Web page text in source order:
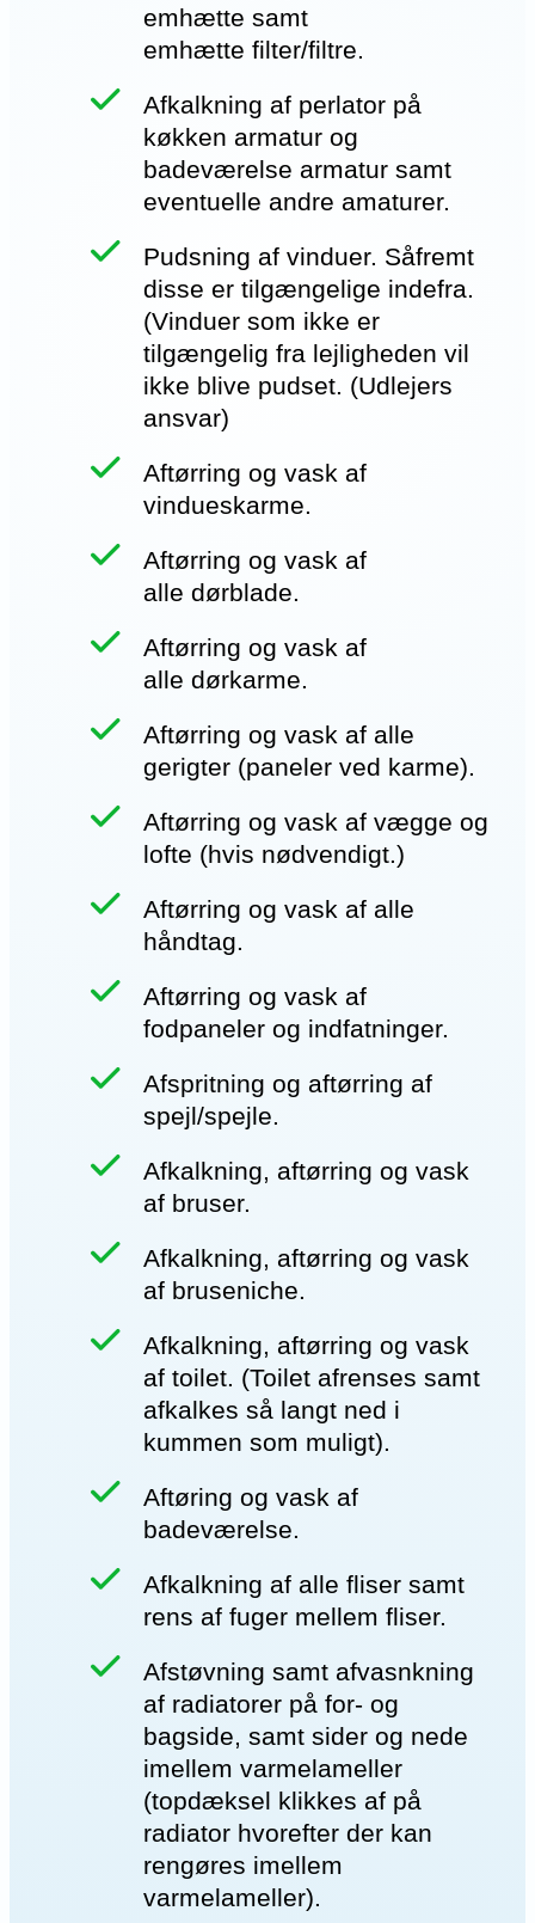
emhætte samt
emhætte filter/filtre.
Afkalkning af perlator på
køkken armatur og
badeværelse armatur samt
eventuelle andre amaturer.
Pudsning af vinduer. Såfremt
disse er tilgængelige indefra.
(Vinduer som ikke er
tilgængelig fra lejligheden vil
ikke blive pudset. (Udlejers
ansvar)
Aftørring og vask af
vindueskarme.
Aftørring og vask af
alle dørblade.
Aftørring og vask af
alle dørkarme.
Aftørring og vask af alle
gerigter (paneler ved karme).
Aftørring og vask af vægge og
lofte (hvis nødvendigt.)
Aftørring og vask af alle
håndtag.
Aftørring og vask af
fodpaneler og indfatninger.
Afspritning og aftørring af
spejl/spejle.
Afkalkning, aftørring og vask
af bruser.
Afkalkning, aftørring og vask
af bruseniche.
Afkalkning, aftørring og vask
af toilet. (Toilet afrenses samt
afkalkes så langt ned i
kummen som muligt).
Aftøring og vask af
badeværelse.
Afkalkning af alle fliser samt
rens af fuger mellem fliser.
Afstøvning samt afvasnkning
af radiatorer på for- og
bagside, samt sider og nede
imellem varmelameller
(topdæksel klikkes af på
radiator hvorefter der kan
rengøres imellem
varmelameller).